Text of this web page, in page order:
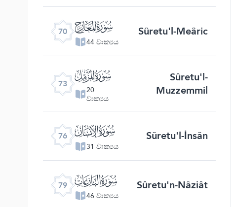
70 ﯳ
44 වාක්‍යය
Sûretu'l-Meâric
73 ﯶ
20
වාක්‍යය
Sûretu'l-
Muzzemmil
76 ﯹ
31 වාක්‍යය
Sûretu'l-İnsân
79 ﯼ
46 වාක්‍යය
Sûretu'n-Nâziât